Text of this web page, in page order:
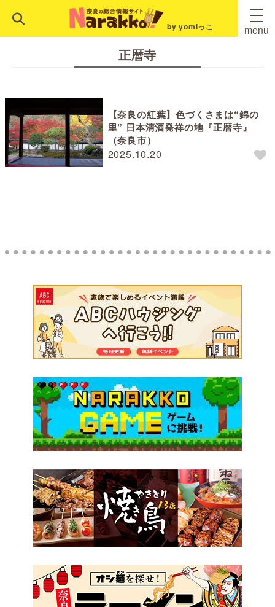
by yomiっこ menu
正暦寺
2025.10.20
【奈良の紅葉】色づくさまは“錦の
里” 日本清酒発祥の地『正暦寺』
（奈良市）